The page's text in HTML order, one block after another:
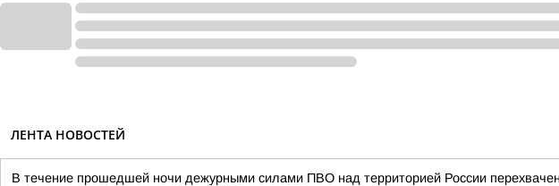
ЛЕНТА НОВОСТЕЙ
В течение прошедшей ночи дежурными силами ПВО над территорией России